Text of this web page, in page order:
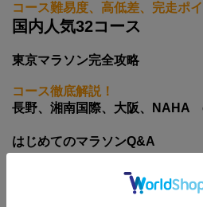
コース難易度、高低差、完走ポ
国内人気32コース
東京マラソン完全攻略
コース徹底解説！
長野、湘南国際、大阪、NAHA
はじめてのマラソンQ&A
全国各地で開催されるマラソン大会の中
プ！大会概要、コースの全体図、コー